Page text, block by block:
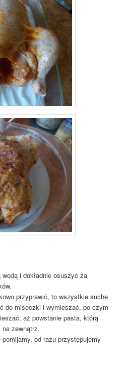
i dokładnie osuszyć za
przyprawić, to wszystkie suche
do miseczki i wymieszać, po czym
aż powstanie pasta, którą
zewnątrz.
od razu przystępujemy